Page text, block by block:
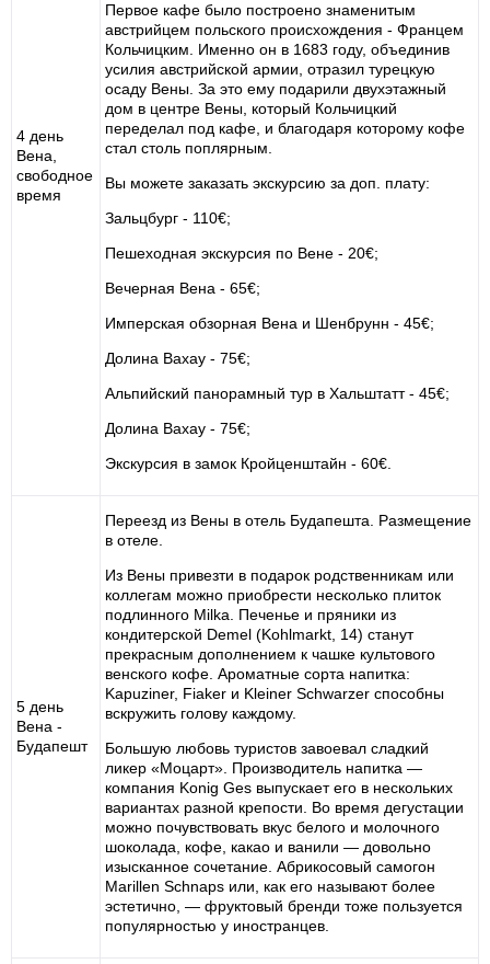
4 день
Вена,
свободное
время
Первое кафе было построено знаменитым
австрийцем польского происхождения - Францем
Кольчицким. Именно он в 1683 году, объединив
усилия австрийской армии, отразил турецкую
осаду Вены. За это ему подарили двухэтажный
дом в центре Вены, который Кольчицкий
переделал под кафе, и благодаря которому кофе
стал столь поплярным.
Вы можете заказать экскурсию за доп. плату:
Зальцбург - 110€;
Пешеходная экскурсия по Вене - 20€;
Вечерная Вена - 65€;
Имперская обзорная Вена и Шенбрунн - 45€;
Долина Вахау - 75€;
Альпийский панорамный тур в Хальштатт - 45€;
Долина Вахау - 75€;
Экскурсия в замок Кройценштайн - 60€.
5 день
Вена -
Будапешт
Переезд из Вены в отель Будапешта. Размещение
в отеле.
Из Вены привезти в подарок родственникам или
коллегам можно приобрести несколько плиток
подлинного Milka. Печенье и пряники из
кондитерской Demel (Kohlmarkt, 14) станут
прекрасным дополнением к чашке культового
венского кофе. Ароматные сорта напитка:
Kapuziner, Fiaker и Kleiner Schwarzer способны
вскружить голову каждому.
Большую любовь туристов завоевал сладкий
ликер «Моцарт». Производитель напитка —
компания Konig Ges выпускает его в нескольких
вариантах разной крепости. Во время дегустации
можно почувствовать вкус белого и молочного
шоколада, кофе, какао и ванили — довольно
изысканное сочетание. Абрикосовый самогон
Marillen Schnaps или, как его называют более
эстетично, — фруктовый бренди тоже пользуется
популярностью у иностранцев.